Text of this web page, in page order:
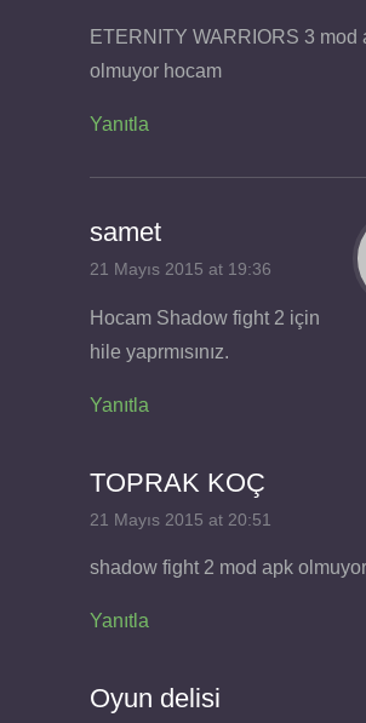
ETERNITY WARRIORS 3 mod
olmuyor hocam
Yanıtla
samet
21 Mayıs 2015 at 19:36
Hocam Shadow fight 2 için
hile yaprmısınız.
Yanıtla
TOPRAK KOÇ
21 Mayıs 2015 at 20:51
shadow fight 2 mod apk
Yanıtla
Oyun delisi